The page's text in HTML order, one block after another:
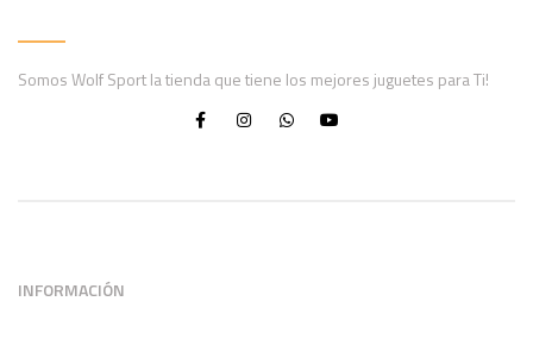
Somos Wolf Sport la tienda que tiene los mejores juguetes para Ti!
INFORMACIÓN